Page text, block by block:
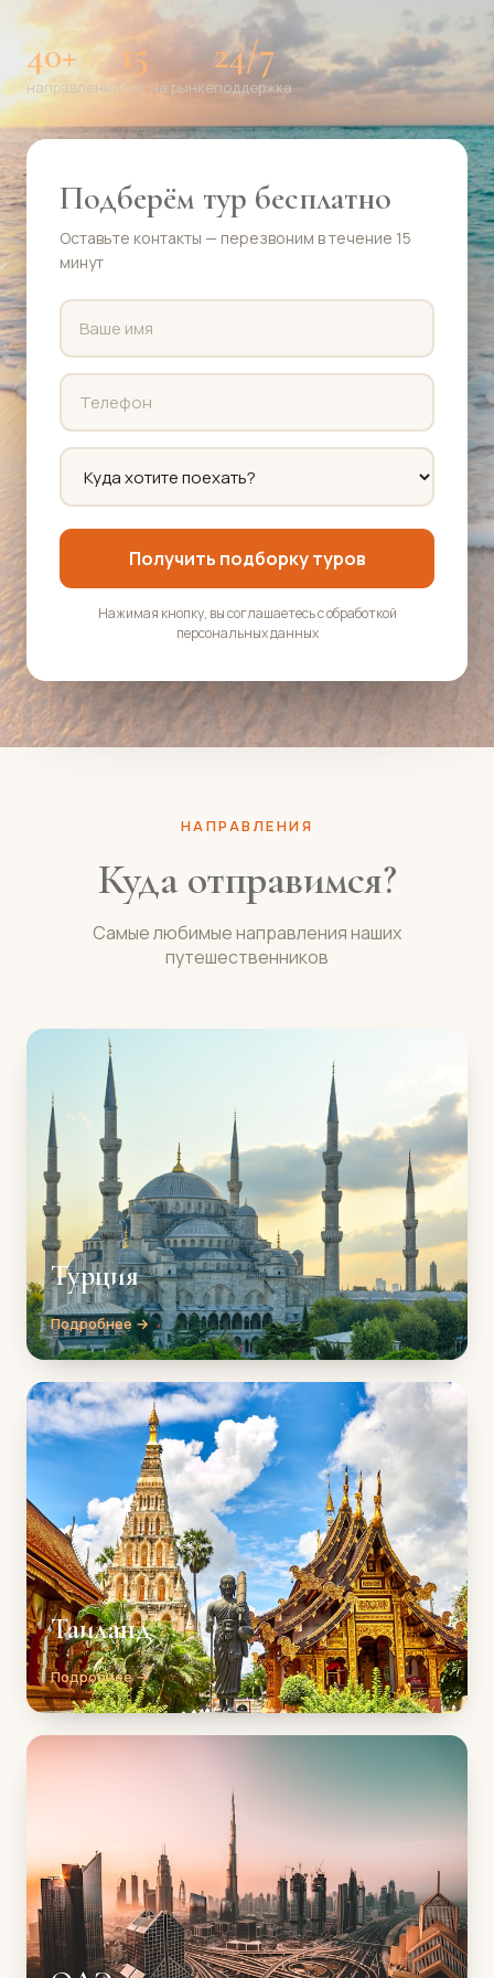
40+
направлений
15
лет на рынке
24/7
поддержка
Подберём тур бесплатно
Оставьте контакты — перезвоним в течение 15
минут
Получить подборку туров
Нажимая кнопку, вы соглашаетесь с обработкой
персональных данных
НАПРАВЛЕНИЯ
Куда отправимся?
Самые любимые направления наших
путешественников
Турция
Подробнее →
Таиланд
Подробнее →